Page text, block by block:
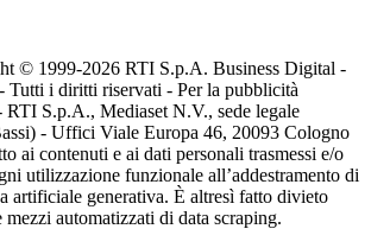
© 1999-2026 RTI S.p.A. Business Digital -
Tutti i diritti riservati - Per la pubblicità
S.p.A., Mediaset N.V., sede legale
- Uffici Viale Europa 46, 20093 Cologno
ai contenuti e ai dati personali trasmessi e/o
utilizzazione funzionale all’addestramento di
artificiale generativa. È altresì fatto divieto
mezzi automatizzati di data scraping.